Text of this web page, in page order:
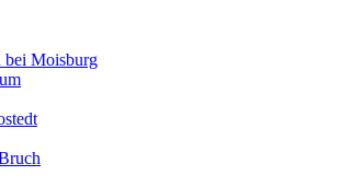
bei Moisburg